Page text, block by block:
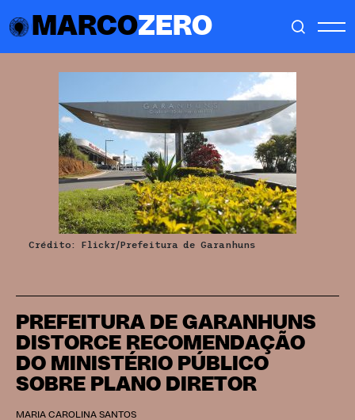
MARCOZERO
PREFEITURA DE GARANHUNS
DISTORCE RECOMENDAÇÃO
DO MINISTÉRIO PÚBLICO
SOBRE PLANO DIRETOR
MARIA CAROLINA SANTOS
Crédito: Flickr/Prefeitura de Garanhuns